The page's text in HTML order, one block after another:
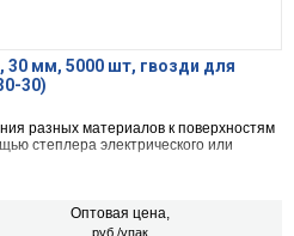
30 мм, 5000 шт, гвозди для
30)
разных материалов к поверхностям
степлера электрического или
Оптовая цена,
руб./упак